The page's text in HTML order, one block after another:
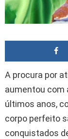
A procura por
aumentou com
últimos anos,
corpo perfeito
conquistados